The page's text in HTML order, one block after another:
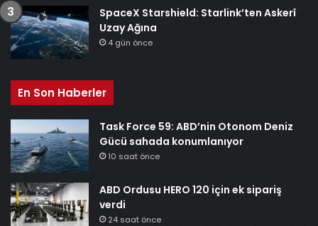
SpaceX Starshield: Starlink’ten Askerî
Uzay Ağına
4 gün önce
En Son Haberler
Task Force 59: ABD’nin Otonom Deniz
Gücü sahada konumlanıyor
10 saat önce
ABD Ordusu HERO 120 için ek sipariş
verdi
24 saat önce